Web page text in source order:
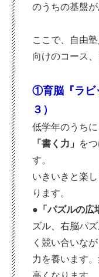
のうちの基盤が
ここで、自由
向けのコース
①育脳『ラビ
３）
低学年のうちに
「書く力」
を
す。
いきいきと楽
ります。
●「パズルの広
ズル、右脳パ
く競い合いな
力を養います